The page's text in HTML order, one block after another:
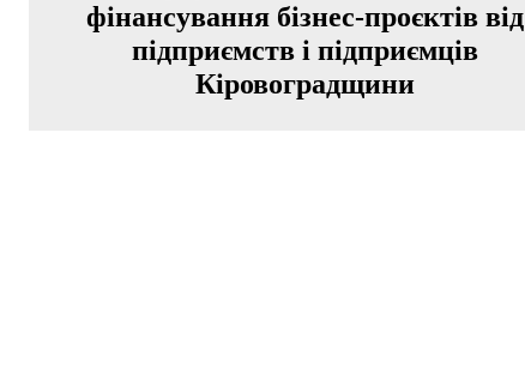
фінансування бізнес-проєктів від
підприємств і підприємців
Кіровоградщини